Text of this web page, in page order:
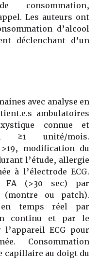
consommation,
Les auteurs ont
d’alcool
déclenchant d’un
avec analyse en
ambulatoires
connue et
≥1 unité/mois.
modification du
l’étude, allergie
à l’électrode ECG.
(>30 sec) par
(montre ou patch).
en temps réel par
continu et par le
ECG pour
Consommation
capillaire au doigt du